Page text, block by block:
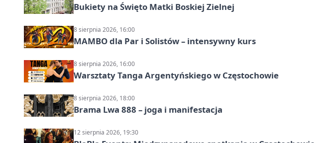
Bukiety na Święto Matki Boskiej Zielnej
8 sierpnia 2026, 16:00
MAMBO dla Par i Solistów – intensywny kurs
8 sierpnia 2026, 16:00
Warsztaty Tanga Argentyńskiego w Częstochowie
8 sierpnia 2026, 18:00
Brama Lwa 888 – joga i manifestacja
12 sierpnia 2026, 19:30